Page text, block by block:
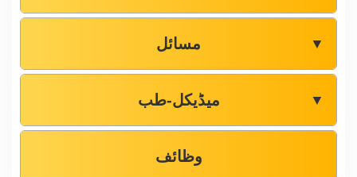
مسائل ▼
میڈیکل-طب ▼
وظائف